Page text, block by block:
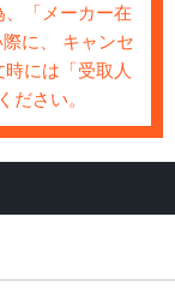
「メーカー在
に、 キャンセ
には「受取人
ださい。